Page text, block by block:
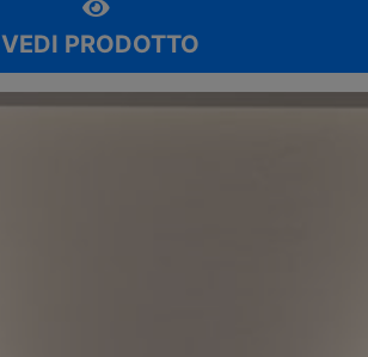
VEDI PRODOTTO